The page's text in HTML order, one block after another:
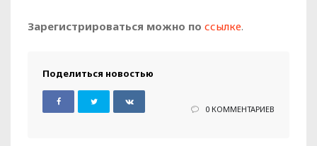
Зарегистрироваться можно по ссылке.
Поделиться новостью
0 КОММЕНТАРИЕВ